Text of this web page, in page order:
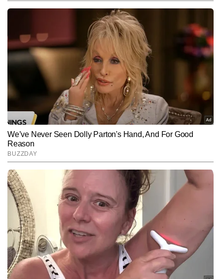
Subscribe to our daily Newsletter!
SUBMIT